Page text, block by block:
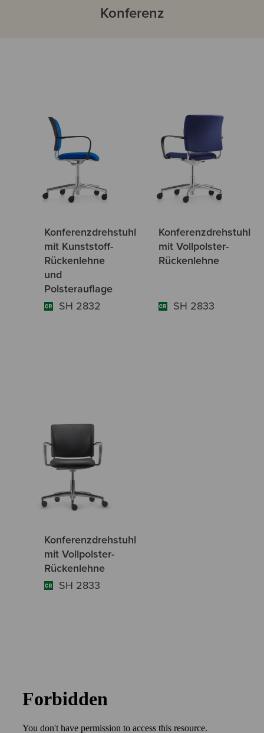
Konferenz
Konferenzdrehstuhl
mit Kunststoff-
Rückenlehne
und
Polsterauflage
SH 2832
Konferenzdrehstuhl
mit Vollpolster-
Rückenlehne
SH 2833
Konferenzdrehstuhl
mit Vollpolster-
Rückenlehne
SH 2833